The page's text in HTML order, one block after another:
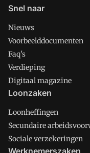
Snel naar
Nieuws
Voorbeelddocumenten
Faq's
Verdieping
Digitaal magazine
Loonzaken
Loonheffingen
Secundaire
Sociale verzekeringen
Werknemerszaken